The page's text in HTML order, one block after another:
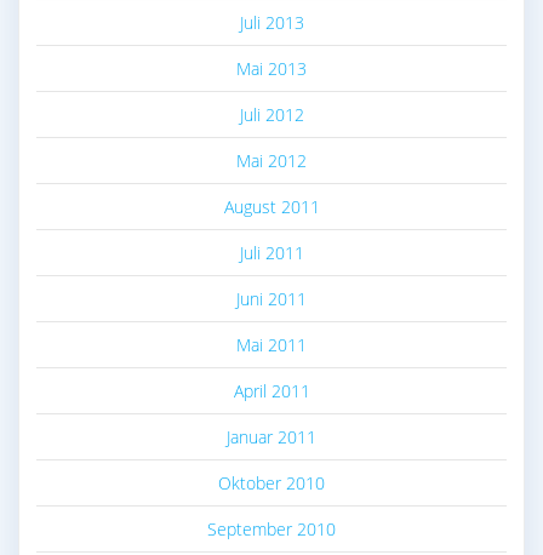
Juli 2013
Mai 2013
Juli 2012
Mai 2012
August 2011
Juli 2011
Juni 2011
Mai 2011
April 2011
Januar 2011
Oktober 2010
September 2010